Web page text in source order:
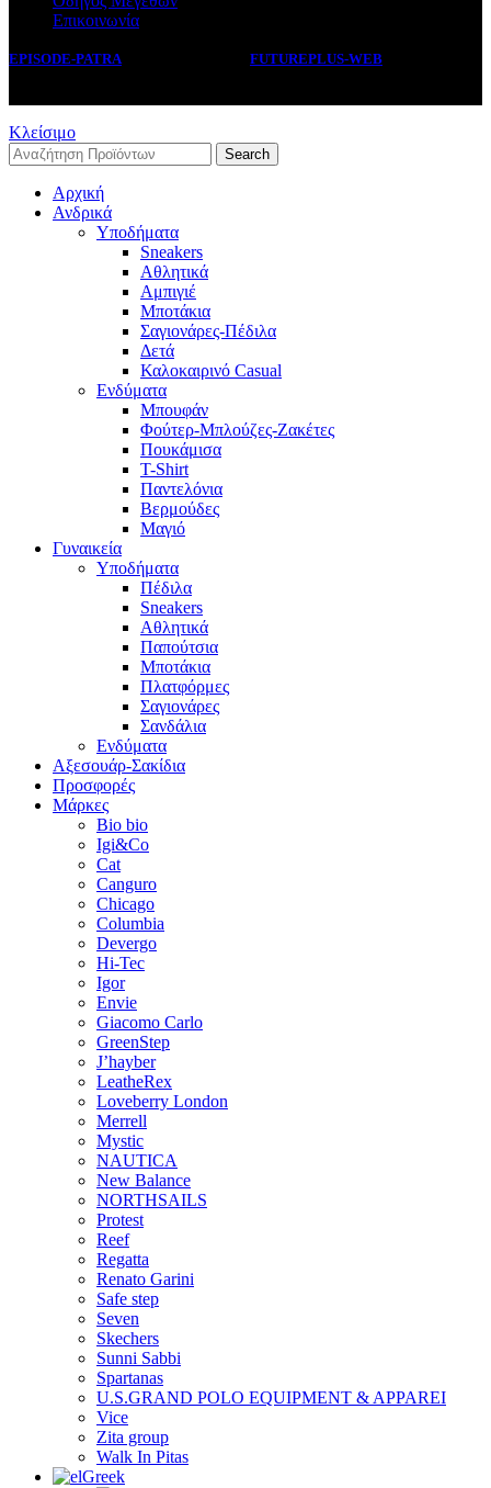
Επικοινωνία
EPISODE-PATRA FUTUREPLUS-WEB
Κλείσιμο
Search
Αρχική
Ανδρικά
Υποδήματα
Sneakers
Αθλητικά
Αμπιγιέ
Μποτάκια
Σαγιονάρες-Πέδιλα
Δετά
Καλοκαιρινό Casual
Ενδύματα
Μπουφάν
Φούτερ-Μπλούζες-Ζακέτες
Πουκάμισα
T-Shirt
Παντελόνια
Βερμούδες
Μαγιό
Γυναικεία
Υποδήματα
Πέδιλα
Sneakers
Αθλητικά
Παπούτσια
Μποτάκια
Πλατφόρμες
Σαγιονάρες
Σανδάλια
Ενδύματα
Αξεσουάρ-Σακίδια
Προσφορές
Μάρκες
Bio bio
Igi&Co
Cat
Canguro
Chicago
Columbia
Devergo
Hi-Tec
Igor
Envie
Giacomo Carlo
GreenStep
J’hayber
LeatheRex
Loveberry London
Merrell
Mystic
NAUTICA
New Balance
NORTHSAILS
Protest
Reef
Regatta
Renato Garini
Safe step
Seven
Skechers
Sunni Sabbi
Spartanas
U.S.GRAND POLO EQUIPMENT & APPAREI
Vice
Zita group
Walk In Pitas
Greek